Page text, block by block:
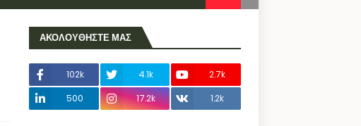
ΑΚΟΛΟΥΘΗΣΤΕ ΜΑΣ
102k 4.1k
2.7k
500
17.2k 1.2k